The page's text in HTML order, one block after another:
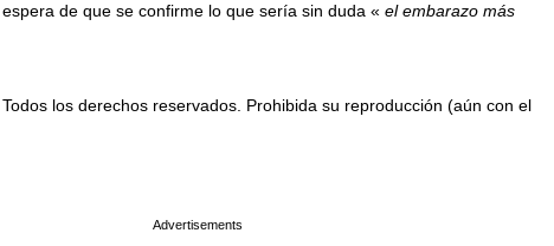
de que se confirme lo que sería sin duda « el embarazo más
los derechos reservados. Prohibida su reproducción (aún con el